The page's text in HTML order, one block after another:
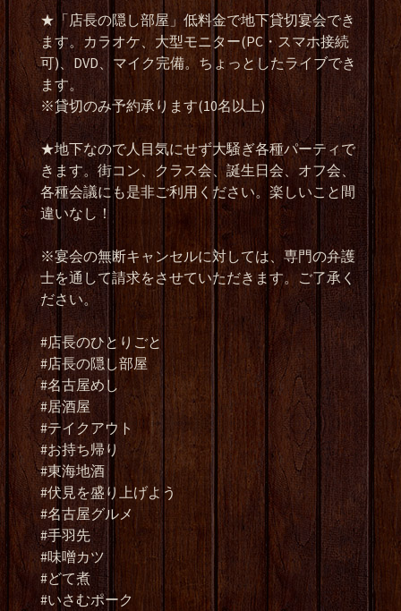
★「店長の隠し部屋」低料金で地下貸切宴会でき
ます。カラオケ、大型モニター(PC・スマホ接続
可)、DVD、マイク完備。ちょっとしたライブでき
ます。
※貸切のみ予約承ります(10名以上)
★地下なので人目気にせず大騒ぎ各種パーティで
きます。街コン、クラス会、誕生日会、オフ会、
各種会議にも是非ご利用ください。楽しいこと間
違いなし！
※宴会の無断キャンセルに対しては、専門の弁護
士を通して請求をさせていただきます。ご了承く
ださい。
#店長のひとりごと
#店長の隠し部屋
#名古屋めし
#居酒屋
#テイクアウト
#お持ち帰り
#東海地酒
#伏見を盛り上げよう
#名古屋グルメ
#手羽先
#味噌カツ
#どて煮
#いさむポーク